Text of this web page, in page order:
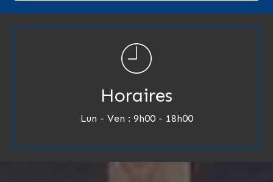
Horaires
Lun - Ven : 9h00 - 18h00